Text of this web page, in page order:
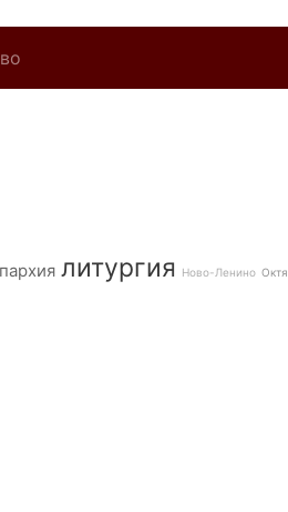
литургия Ново-Ленино